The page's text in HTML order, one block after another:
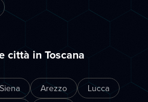
città in Toscana
Siena Arezzo
Lucca